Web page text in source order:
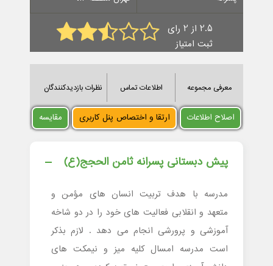
2.5 از 2 رای
ثبت امتیاز
معرفی مجموعه اطلاعات تماس نظرات بازدیدکنندگان
اصلاح اطلاعات ارتقا و اختصاص پنل کاربری مقایسه
پیش دبستانی پسرانه ثامن الحجج(ع)
مدرسه با هدف تربیت انسان های مؤمن و
متعهد و انقلابی فعالیت های خود را در دو شاخه
آموزشی و پرورشی انجام می دهد . لازم بذکر
است مدرسه امسال کلیه میز و نیمکت های